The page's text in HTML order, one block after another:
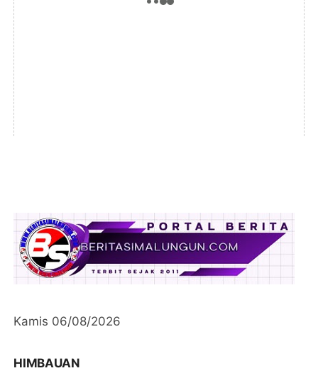
Kamis 06/08/2026
HIMBAUAN